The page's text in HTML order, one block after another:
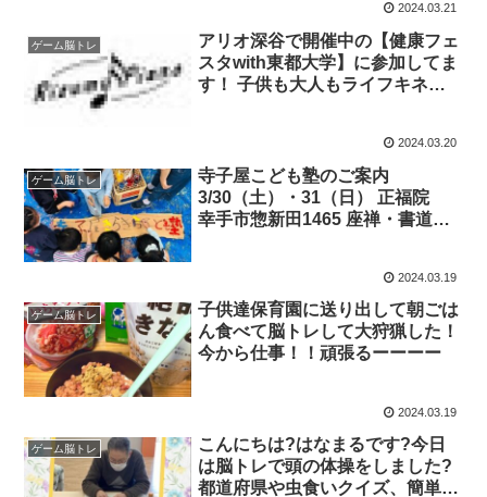
で焼き 水餃子も茹でました? 食後
は 「ケーキ争奪ビンゴ大会」 ９
種類のケーキを前に 大人も子ど
もも一喜一憂?
2024.03.21
ゲーム脳トレ
アリオ深谷で開催中の【健康フェ
スタwith東都大学】に参加してま
す！ 子供も大人もライフキネテ
2024.03.20
ゲーム脳トレ
寺子屋こども塾のご案内
3/30（土）・31（日） 正福院
幸手市惣新田1465 座禅・書道、
た大会を開催予定 放課後は大学
生による学習サポート ⚫︎水筒、筆
記用具持参 ⚫︎1日500円 ⚫︎申込は↓
公式LINEから .me/1645278921-
2024.03.19
ゲーム脳トレ
子供達保育園に送り出して朝ごは
ん食べて脳トレして大狩猟した！
今から仕事！！頑張るーーーー
2024.03.19
ゲーム脳トレ
こんにちは?はなまるです?今日
は脳トレで頭の体操をしました?
都道府県や虫食いクイズ、簡単な